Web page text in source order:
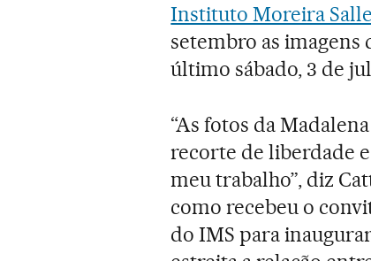
Instituto Moreira
setembro as imagens
último sábado, 3 de
“As fotos da
recorte de liberdade
meu trabalho”, diz
como recebeu o
do IMS para